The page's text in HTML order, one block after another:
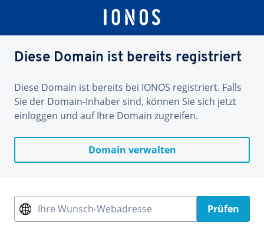
Diese Domain ist bereits registriert
Diese Domain ist bereits bei IONOS registriert. Falls
Sie der Domain-Inhaber sind, können Sie sich jetzt
einloggen und auf Ihre Domain zugreifen.
Domain verwalten
Ihre Wunsch-Webadresse Prüfen